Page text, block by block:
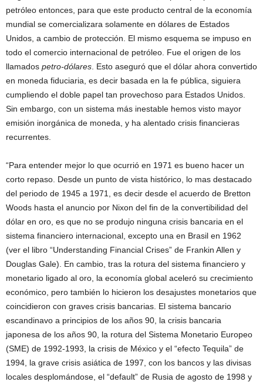
petróleo entonces, para que este producto central de la economía
mundial se comercializara solamente en dólares de Estados
Unidos, a cambio de protección. El mismo esquema se impuso en
todo el comercio internacional de petróleo. Fue el origen de los
llamados petro-dólares . Esto aseguró que el dólar ahora convertido
en moneda fiduciaria, es decir basada en la fe pública, siguiera
cumpliendo el doble papel tan provechoso para Estados Unidos.
Sin embargo, con un sistema más inestable hemos visto mayor
emisión inorgánica de moneda, y ha alentado crisis financieras
recurrentes.
“Para entender mejor lo que ocurrió en 1971 es bueno hacer un
corto repaso. Desde un punto de vista histórico, lo mas destacado
del periodo de 1945 a 1971, es decir desde el acuerdo de Bretton
Woods hasta el anuncio por Nixon del fin de la convertibilidad del
dólar en oro, es que no se produjo ninguna crisis bancaria en el
sistema financiero internacional, excepto una en Brasil en 1962
(ver el libro “Understanding Financial Crises” de Frankin Allen y
Douglas Gale). En cambio, tras la rotura del sistema financiero y
monetario ligado al oro, la economía global aceleró su crecimiento
económico, pero también lo hicieron los desajustes monetarios que
coincidieron con graves crisis bancarias. El sistema bancario
escandinavo a principios de los años 90, la crisis bancaria
japonesa de los años 90, la rotura del Sistema Monetario Europeo
(SME) de 1992-1993, la crisis de México y el “efecto Tequila” de
1994, la grave crisis asiática de 1997, con los bancos y las divisas
locales desplomándose, el “default” de Rusia de agosto de 1998 y